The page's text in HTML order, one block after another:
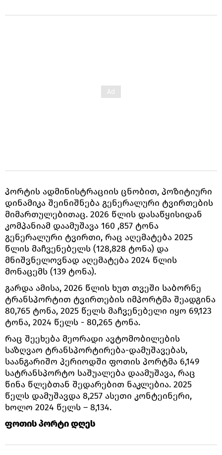
პორტის ადმინისტრაციის ცნობით, პოზიტიური
დინამიკა შეინიშნება გენერალური ტვირთების
მიმართულებითაც. 2026 წლის დასაწყისიდან
კომპანიამ დაამუშავა 160 ,857 ტონა
გენერალური ტვირთი, რაც აღემატება 2025
წლის მაჩვენებელს (128,828 ტონა) და
მნიშვნელოვნად აღემატება 2024 წლის
მონაცემს (139 ტონა).
გარდა ამისა, 2026 წლის ხუთ თვეში საბორნე
ტრანსპორტით ტვირთების იმპორტმა შეადგინა
80,765 ტონა, 2025 წელს მაჩვენებელი იყო 69,123
ტონა, 2024 წელს - 80,265 ტონა.
რაც შეეხება მეორადი ავტომობილების
საზღვაო ტრანსპორტირება-დამუშავებას,
საანგარიშო პერიოდში ფოთის პორტმა 6,149
სატრანსპორტო საშუალება დაამუშავა, რაც
წინა წლებთან შედარებით ნაკლებია. 2025
წელს დამუშავდა 8,257 ასეთი კონტეინერი,
ხოლო 2024 წელს – 8,134.
ფოთის პორტი დღეს